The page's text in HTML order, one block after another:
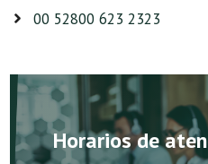
00 52800 623 2323
Horarios de